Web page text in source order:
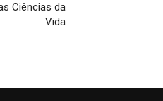
Ciências da
Vida